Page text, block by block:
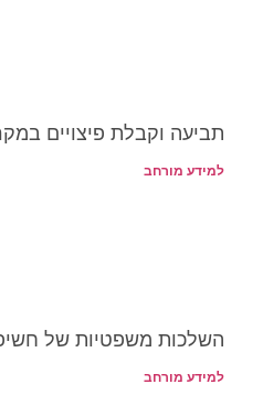
וקבלת פיצויים במקרה של
משפטיות של חשיפת בגידה